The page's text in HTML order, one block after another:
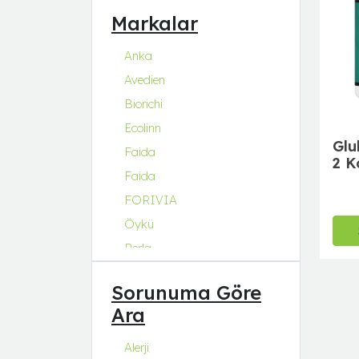
Markalar
Anka
Avedien
Biorichi
Ecolinn
Faida
Faida
FORIVIA
Öykü
Perla
Q-Collagen
Q-Fit
Q-MENA
Sorunuma Göre
Ara
Alerji
2